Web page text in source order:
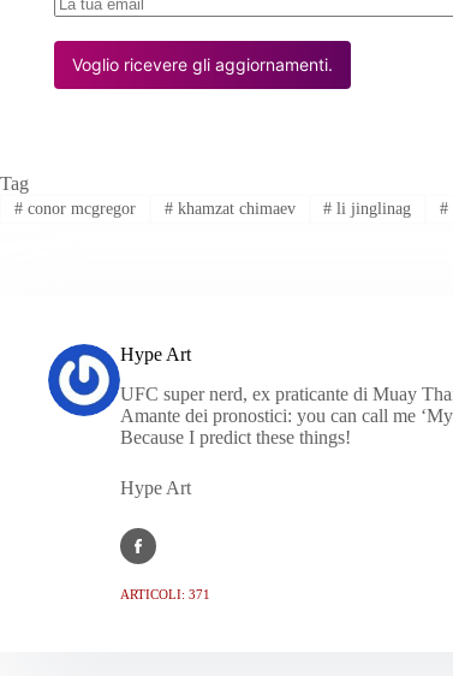
Voglio ricevere gli aggiornamenti.
Tag
#conor mcgregor #khamzat chimaev # li jinglinag #
Hype Art
UFC super nerd, ex praticante di Muay
Amante dei pronostici: you can call me
Because I predict these things!
Hype Art
ARTICOLI: 371